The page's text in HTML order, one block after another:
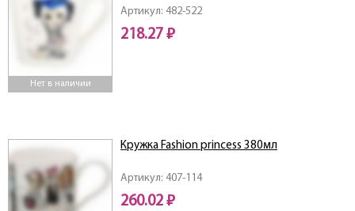
Нет в наличии
Артикул: 482-522
218.27 ₽
Артикул: 407-114
Кружка Fashion princess 380мл
260.02 ₽